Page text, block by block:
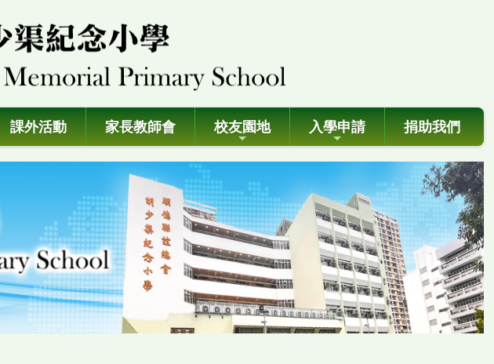
課外活動 家長教師會 校友園地 入學申請 捐助我們